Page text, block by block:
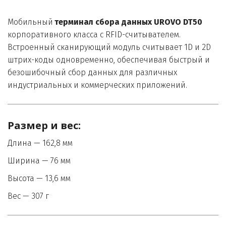
Мобильный
корпоративного класса с RFID-считывателем.
Встроенный сканирующий модуль считывает 1D и 2D
штрих-коды одновременно, обеспечивая быстрый и
безошибочный сбор данных для различных
индустриальных и коммерческих приложений.
Размер и вес:
Длина — 162,8 мм
Ширина — 76 мм
Высота — 13,6 мм
Вес — 307 г